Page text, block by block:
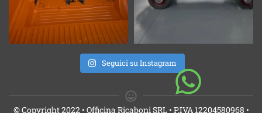
Seguici su Instagram
© Copyright 2022 • Officina Ricaboni SRL • P.IVA 12204580968 •